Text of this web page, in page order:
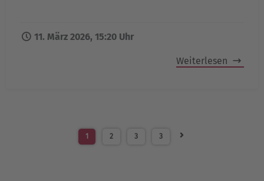
11. März 2026, 15:20 Uhr
Weiterlesen
1 2 3 3